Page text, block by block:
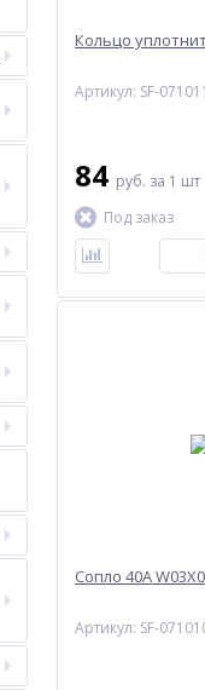
Кольцо
Артикул: SF-
84 руб. за 1 шт
Под заказ
Сопло 40A
Артикул: SF-